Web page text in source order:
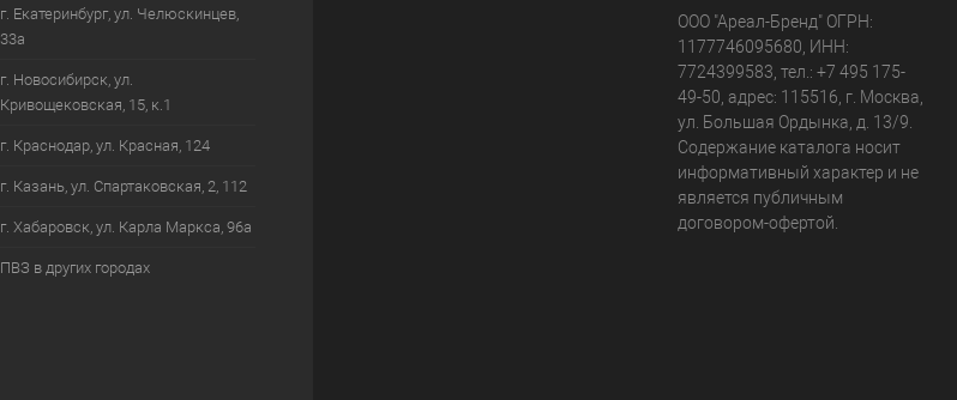
г. Екатеринбург, ул. Челюскинцев,
33а
г. Новосибирск, ул.
Кривощековская, 15, к.1
г. Краснодар, ул. Красная, 124
г. Казань, ул. Спартаковская, 2, 112
г. Хабаровск, ул. Карла Маркса, 96а
ПВЗ в других городах
ООО "Ареал-Бренд" ОГРН:
1177746095680, ИНН:
7724399583, тел.: +7 495 175-
49-50, адрес: 115516, г. Москва,
ул. Большая Ордынка, д. 13/9.
Содержание каталога носит
информативный характер и не
является публичным
договором-офертой.